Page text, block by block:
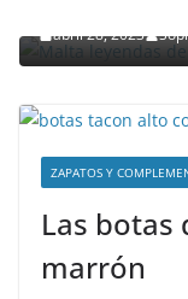
abril 28, 2023
ZAPATOS Y
Las botas
marrón